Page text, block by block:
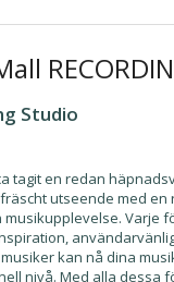
Studio
tagit en redan
utseende med en
Varje
kan nå dina
nivå. Med alla dessa